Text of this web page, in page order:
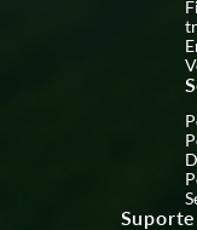
Suporte